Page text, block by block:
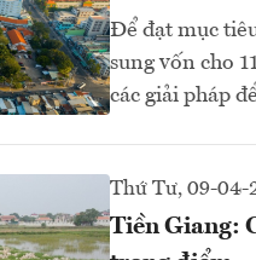
Để đạt mục
sung vốn cho
các giải pháp
Thứ Tư, 09-04-
Tiền Giang: